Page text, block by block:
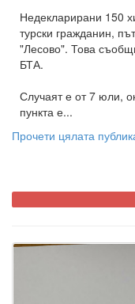
Недекларирани 150
турски гражданин,
"Лесово". Това
БТА.
Случаят е от 7 юли,
пункта е...
Прочети цялата